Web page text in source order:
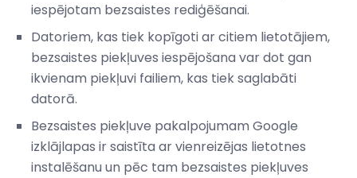
iespējotam bezsaistes rediģēšanai.
Datoriem, kas tiek kopīgoti ar citiem lietotājiem,
bezsaistes piekļuves iespējošana var dot gan
ikvienam piekļuvi failiem, kas tiek saglabāti
datorā.
Bezsaistes piekļuve pakalpojumam Google
izklājlapas ir saistīta ar vienreizējas lietotnes
instalēšanu un pēc tam bezsaistes piekļuves